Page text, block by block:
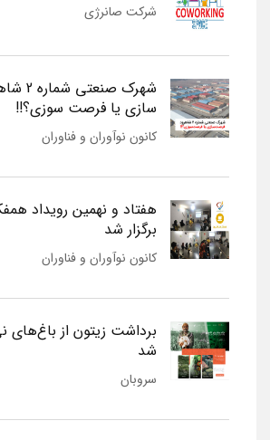
شرکت صانرژی
شهرک
سازی یا فرصت سوزی؟!!
کانون نوآوران و فناوران
هفتاد و نهمین رویداد
برگزار شد
کانون نوآوران و فناوران
برداشت زیتون از باغ‌های
شد
سروبان